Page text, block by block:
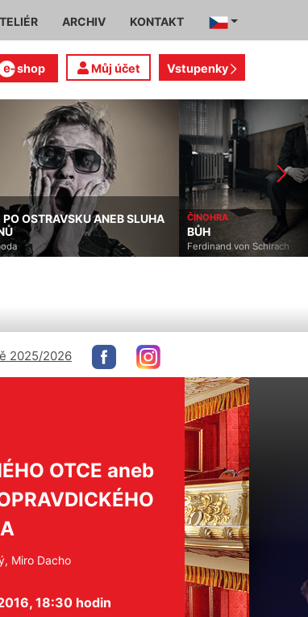
ARCHIV KONTAKT
shop Můj účet Vstupenky
Schirach
ČINOHRA
TESTOSTERON
Andrzej Saramonowicz
2025/2026
OTCE aneb
Miro Dacho
18:30 hodin